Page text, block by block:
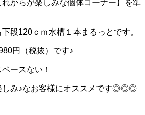
からが楽しみな個体コーナー】を準
段120ｃｍ水槽１本まるっとです。
円（税抜）です♪
ースない！
しみ♪なお客様にオススメです◎◎◎